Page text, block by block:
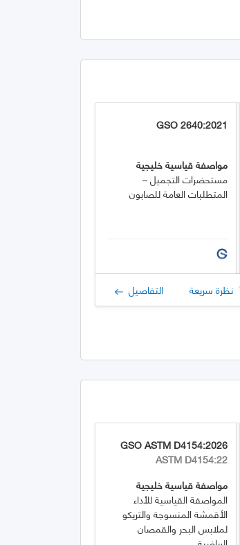
GSO 2640:2021
مواصفة قياسية خليجية
مستحضرات التجميل –
المتطلبات العامة للصابون
نظرة سريعة التفاصيل
GSO ASTM D4154:2026
ASTM D4154:22
مواصفة قياسية خليجية
المواصفة القياسية للأداء
الأقمشة المنسوجة والتريكو
لملابس البحر والقمصان